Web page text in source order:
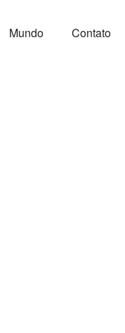
Mundo Contato